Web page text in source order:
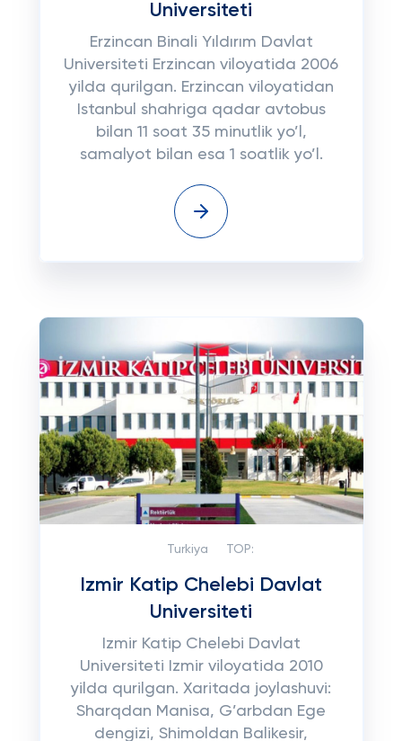
Universiteti
Erzincan Binali Yıldırım Davlat
Universiteti Erzincan viloyatida 2006
yilda qurilgan. Erzincan viloyatidan
Istanbul shahriga qadar avtobus
bilan 11 soat 35 minutlik yo’l,
samalyot bilan esa 1 soatlik yo’l.
Turkiya TOP:
Izmir Katip Chelebi Davlat
Universiteti
Izmir Katip Chelebi Davlat
Universiteti Izmir viloyatida 2010
yilda qurilgan. Xaritada joylashuvi:
Sharqdan Manisa, G’arbdan Ege
dengizi, Shimoldan Balikesir,